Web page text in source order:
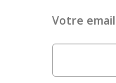
Votre